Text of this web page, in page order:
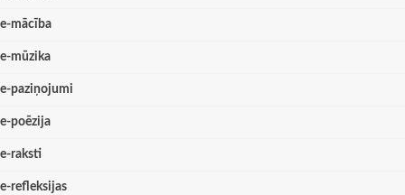
e-mācība
e-mūzika
e-paziņojumi
e-poēzija
e-raksti
e-refleksijas